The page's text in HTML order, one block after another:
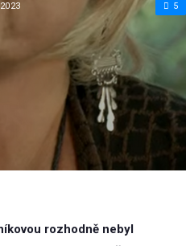
5
rozhodně nebyl